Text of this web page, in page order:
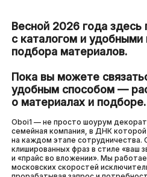
Весной 2026 года здесь
с каталогом и удобными
подбора материалов.
Пока вы можете
удобным способом —
о материалах и подборе.
Oboi1 — не просто шоурум
семейная компания, в ДНК
на каждом этапе сотрудничества.
клишированных фраз в стиле «ваш
и «прайс во вложении». Мы
московских скоростей